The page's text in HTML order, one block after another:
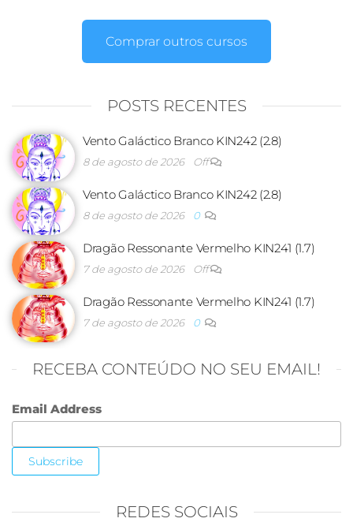
Comprar outros cursos
POSTS RECENTES
Vento Galáctico Branco KIN242 (2.8)
8 de agosto de 2026 Off
Vento Galáctico Branco KIN242 (2.8)
8 de agosto de 2026 0
Dragão Ressonante Vermelho KIN241 (1.7)
7 de agosto de 2026 Off
Dragão Ressonante Vermelho KIN241 (1.7)
7 de agosto de 2026 0
RECEBA CONTEÚDO NO SEU EMAIL!
Email Address
REDES SOCIAIS